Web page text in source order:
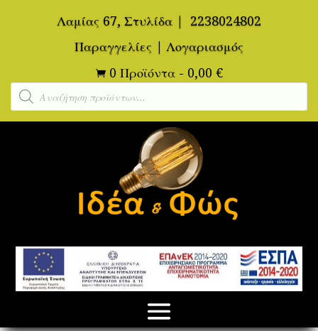
Λαμίας 67, Στυλίδα |
2238024802
Παραγγελίες | Λογαριασμός
 0 Προϊόντα - 0,00 €
Αναζήτηση
προϊόντων